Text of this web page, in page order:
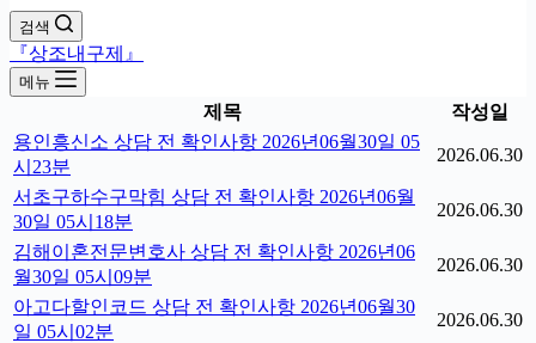
검색
『상조내구제』
메뉴
제목
작성일
용인흥신소 상담 전 확인사항 2026년06월30일 05
시23분
2026.06.30
서초구하수구막힘 상담 전 확인사항 2026년06월
30일 05시18분
2026.06.30
김해이혼전문변호사 상담 전 확인사항 2026년06
월30일 05시09분
2026.06.30
아고다할인코드 상담 전 확인사항 2026년06월30
일 05시02분
2026.06.30